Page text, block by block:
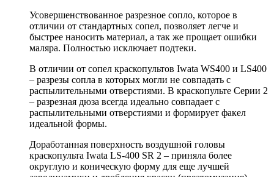
Усовершенствованное разрезное сопло, которое в
отличии от стандартных сопел, позволяет легче и
быстрее наносить материал, а так же прощает ошибки
маляра. Полностью исключает подтеки.
В отличии от сопел краскопультов Iwata WS400 и LS400
– разрезы сопла в которых могли не совпадать с
распылительными отверстиями. В краскопульте Серии 2
– разрезная дюза всегда идеально совпадает с
распылительными отверстиями и формирует факел
идеальной формы.
Доработанная поверхность воздушной головы
краскопульта Iwata LS-400 SR 2 – приняла более
округлую и коническую форму для еще лучшей